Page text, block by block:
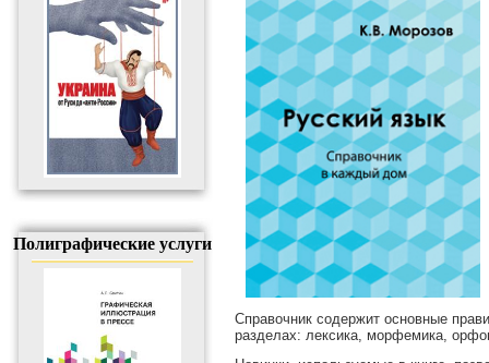
Полиграфические услуги
Справочник содержит основные
разделах: лексика, морфемика,